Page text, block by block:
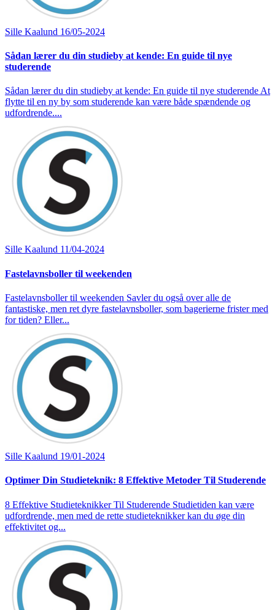
Sille Kaalund 16/05-2024
Sådan lærer du din studieby at kende: En guide til nye
studerende
Sådan lærer du din studieby at kende: En guide til nye studerende At
flytte til en ny by som studerende kan være både spændende og
udfordrende....
Sille Kaalund 11/04-2024
Fastelavnsboller til weekenden
Fastelavnsboller til weekenden Savler du også over alle de
fantastiske, men ret dyre fastelavnsboller, som bagerierne frister med
for tiden? Eller...
Sille Kaalund 19/01-2024
Optimer Din Studieteknik: 8 Effektive Metoder Til Studerende
8 Effektive Studieteknikker Til Studerende Studietiden kan være
udfordrende, men med de rette studieteknikker kan du øge din
effektivitet og...